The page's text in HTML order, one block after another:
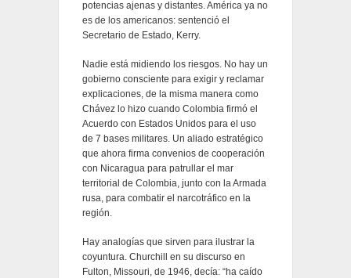
potencias ajenas y distantes. América ya no
es de los americanos: sentenció el
Secretario de Estado, Kerry.
Nadie está midiendo los riesgos. No hay un
gobierno consciente para exigir y reclamar
explicaciones, de la misma manera como
Chávez lo hizo cuando Colombia firmó el
Acuerdo con Estados Unidos para el uso
de 7 bases militares. Un aliado estratégico
que ahora firma convenios de cooperación
con Nicaragua para patrullar el mar
territorial de Colombia, junto con la Armada
rusa, para combatir el narcotráfico en la
región.
Hay analogías que sirven para ilustrar la
coyuntura. Churchill en su discurso en
Fulton, Missouri, de 1946, decía: “ha caído